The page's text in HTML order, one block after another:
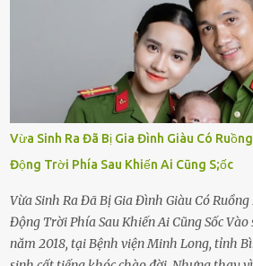
Vừa Sinh Ra Đã Bị Gia Đình Giàu Có
Động Trời Phía Sau Khiến Ai Cũng S;ốc
Vừa Sinh Ra Đã Bị Gia Đình Giàu Có
Động Trời Phía Sau Khiến Ai Cũng Sốc Vào
năm 2018, tại Bệnh viện Minh Long, tỉnh